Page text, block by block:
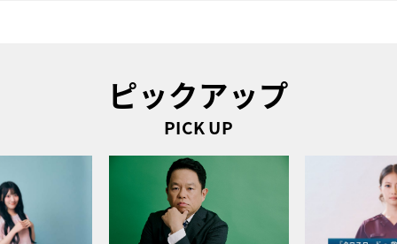
ピックアップ
PICK UP